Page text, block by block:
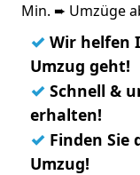
Min. ➨ Umzüge
✓ Wir helfen
Umzug geht!
✓ Schnell &
erhalten!
✓ Finden Sie
Umzug!